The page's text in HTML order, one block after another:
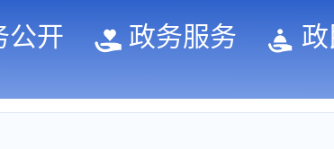
公开 政务服务